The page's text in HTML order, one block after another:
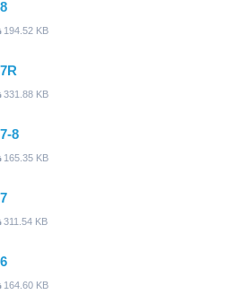
194.52 KB
331.88 KB
8
165.35 KB
311.54 KB
164.60 KB